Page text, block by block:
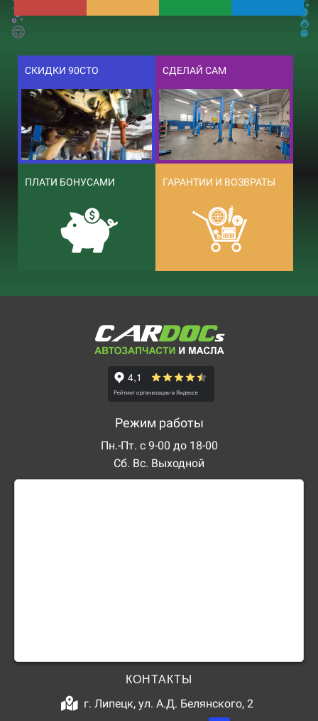
СКИДКИ 90СТО СДЕЛАЙ САМ
ПЛАТИ БОНУСАМИ ГАРАНТИИ И ВОЗВРАТЫ
Режим работы
Пн.-Пт. с 9-00 до 18-00
Сб. Вс. Выходной
КОНТАКТЫ
г. Липецк, ул. А.Д. Белянского, 2